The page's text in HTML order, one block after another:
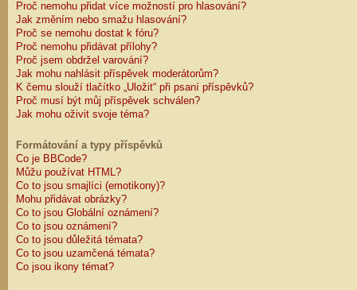
Proč nemohu přidat více možností pro hlasování?
Jak změním nebo smažu hlasování?
Proč se nemohu dostat k fóru?
Proč nemohu přidávat přílohy?
Proč jsem obdržel varování?
Jak mohu nahlásit příspěvek moderátorům?
K čemu slouží tlačítko „Uložit“ při psaní příspěvků?
Proč musí být můj příspěvek schválen?
Jak mohu oživit svoje téma?
Formátování a typy příspěvků
Co je BBCode?
Můžu používat HTML?
Co to jsou smajlíci (emotikony)?
Mohu přidávat obrázky?
Co to jsou Globální oznámení?
Co to jsou oznámení?
Co to jsou důležitá témata?
Co to jsou uzamčená témata?
Co jsou ikony témat?